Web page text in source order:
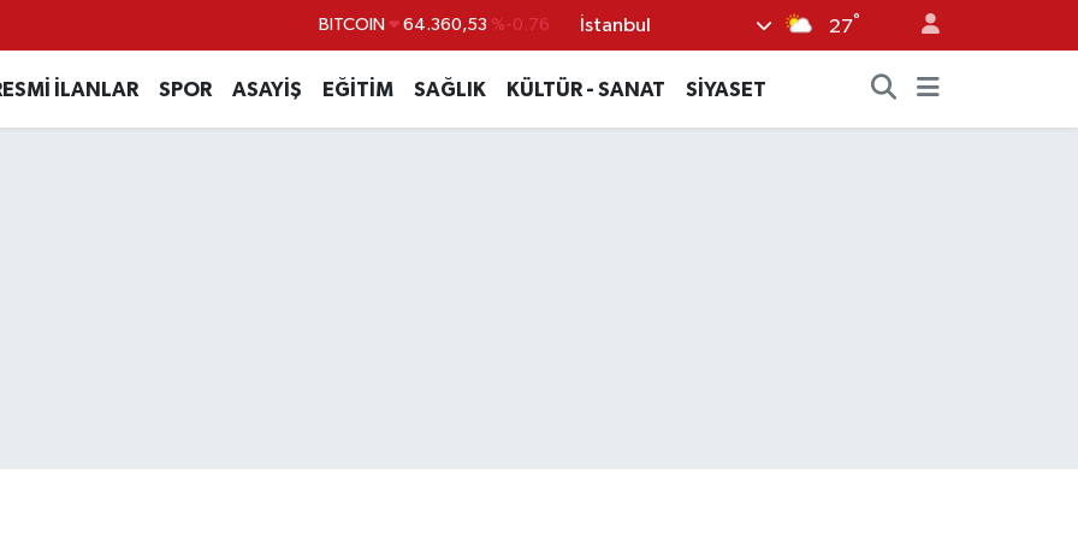
BITCOIN 64.360,53 %-0.76 İstanbul 27°
İLANLAR SPOR ASAYİŞ EĞİTİM SAĞLIK KÜLTÜR - SANAT SİYASET